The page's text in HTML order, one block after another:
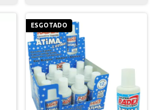
ESGOTADO